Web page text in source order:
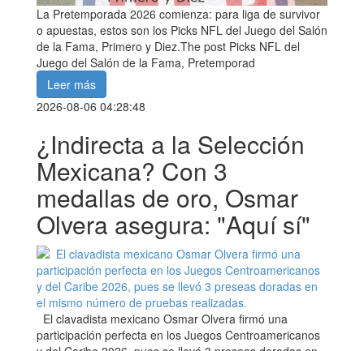
La Pretemporada 2026 comienza: para liga de survivor
o apuestas, estos son los Picks NFL del Juego del Salón
de la Fama, Primero y Diez.The post Picks NFL del
Juego del Salón de la Fama, Pretemporad
Leer más
2026-08-06 04:28:48
¿Indirecta a la Selección
Mexicana? Con 3
medallas de oro, Osmar
Olvera asegura: "Aquí sí"
El clavadista mexicano Osmar Olvera firmó una
participación perfecta en los Juegos Centroamericanos